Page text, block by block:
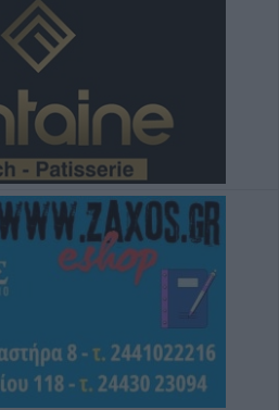
κίνηση για την Α.Ε.
του Γιάννη
εμπρησμούς από
Αττική και Πρέβεζα
και στήριξη των
αποκατάστασης των
από τις
ανακαλύφθηκαν για
του Ήλιου